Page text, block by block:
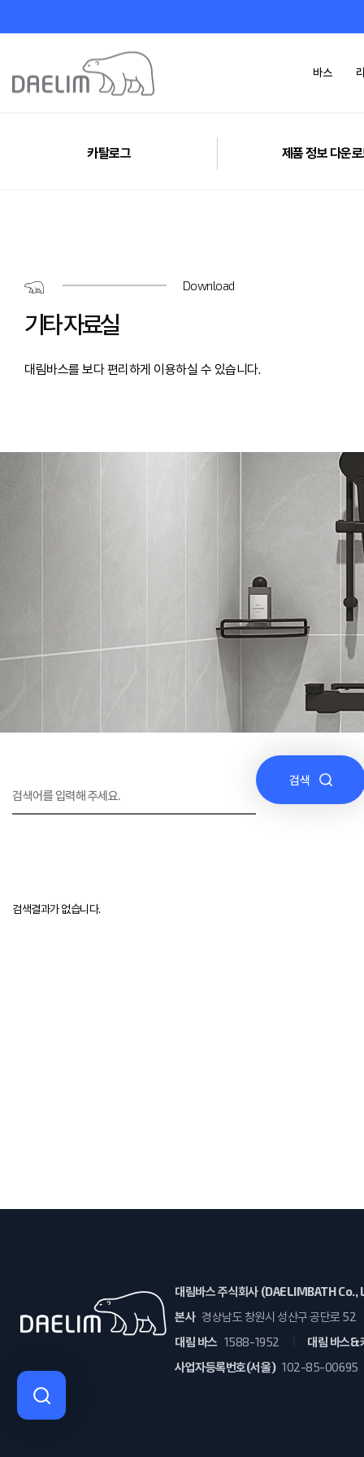
바스
제품 정보 다운로
카탈로그 제품 정보 다운
Download
기타 자료실
대림바스를 보다 편리하게 이용하실 수 있습니다.
검색
검색결과가 없습니다.
대림바스 주식회사 (DAELIMBATH
본사 경상남도 창원시 성산구 공단로 52
대림 바스 1588-1952
대림 바스&
사업자등록번호(서울) 102-85-00695